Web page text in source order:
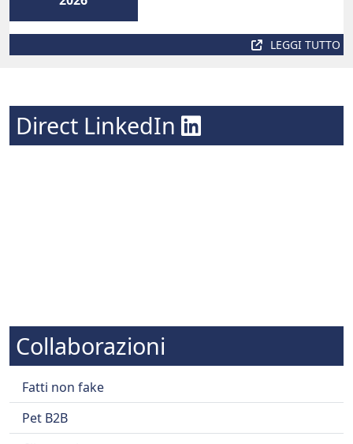
LEGGI TUTTO
Direct LinkedIn
Collaborazioni
Fatti non fake
Pet B2B